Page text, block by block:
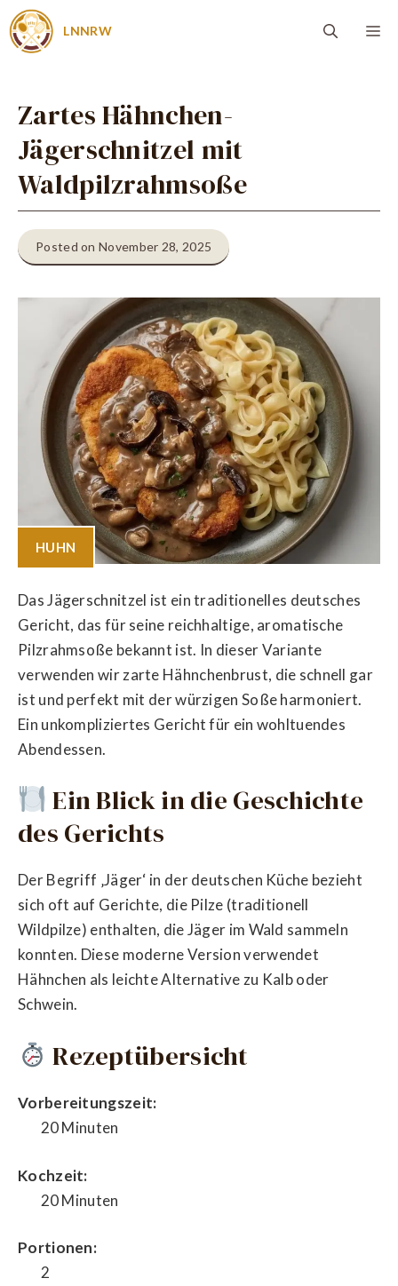
Zum
Inhalt
LNNRW
Zartes Hähnchen-
Jägerschnitzel mit
Waldpilzrahmsoße
Posted on November 28, 2025
HUHN
Das Jägerschnitzel ist ein traditionelles deutsches
Gericht, das für seine reichhaltige, aromatische
Pilzrahmsoße bekannt ist. In dieser Variante
verwenden wir zarte Hähnchenbrust, die schnell gar
ist und perfekt mit der würzigen Soße harmoniert.
Ein unkompliziertes Gericht für ein wohltuendes
Abendessen.
Ein Blick in die Geschichte
des Gerichts
Der Begriff ‚Jäger‘ in der deutschen Küche bezieht
sich oft auf Gerichte, die Pilze (traditionell
Wildpilze) enthalten, die Jäger im Wald sammeln
konnten. Diese moderne Version verwendet
Hähnchen als leichte Alternative zu Kalb oder
Schwein.
Rezeptübersicht
Vorbereitungszeit:
20 Minuten
Kochzeit:
20 Minuten
Portionen:
2